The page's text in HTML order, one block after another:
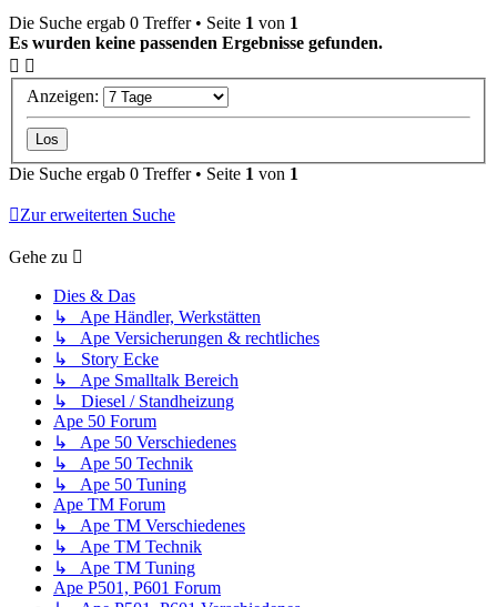
Die Suche ergab 0 Treffer • Seite 1 von 1
Es wurden keine passenden Ergebnisse gefunden.
Anzeigen:
Die Suche ergab 0 Treffer • Seite 1 von 1
Zur erweiterten Suche
Gehe zu
Dies & Das
↳ Ape Händler, Werkstätten
↳ Ape Versicherungen & rechtliches
↳ Story Ecke
↳ Ape Smalltalk Bereich
↳ Diesel / Standheizung
Ape 50 Forum
↳ Ape 50 Verschiedenes
↳ Ape 50 Technik
↳ Ape 50 Tuning
Ape TM Forum
↳ Ape TM Verschiedenes
↳ Ape TM Technik
↳ Ape TM Tuning
Ape P501, P601 Forum